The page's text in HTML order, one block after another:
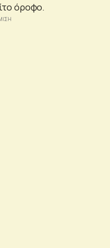
όροφο.